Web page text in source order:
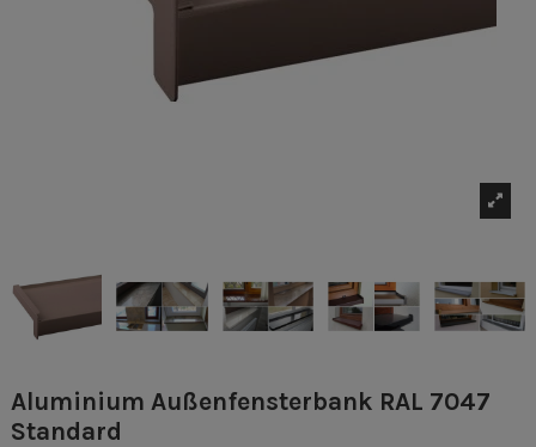
Aluminium Außenfensterbank RAL 7047
Standard